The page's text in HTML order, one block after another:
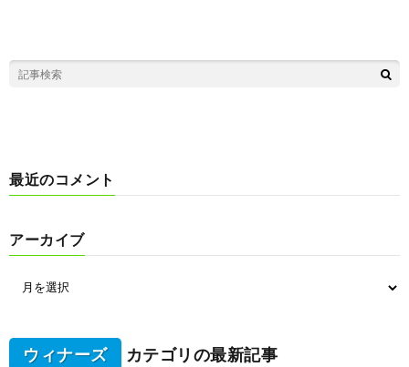
最近のコメント
アーカイブ
ウィナーズ カテゴリの最新記事